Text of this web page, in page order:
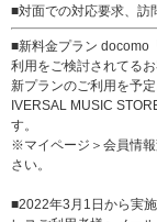
■対面での対応要求、訪
■新料金プラン docomo
利用をご検討されてる
新プランのご利用を予
IVERSAL MUSIC
す。
※マイページ＞会員情
さい。
■2022年3月1日から実